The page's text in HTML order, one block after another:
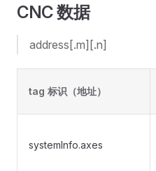
CNC 数据
address[.m][.n]
tag 标识（地址）
systemInfo.axes